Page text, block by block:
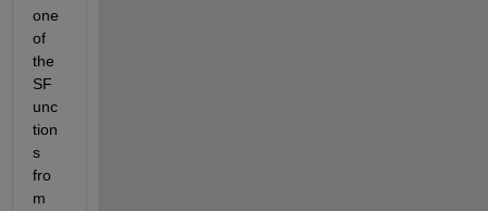
one
of
the
SF
unc
tion
s
fro
m